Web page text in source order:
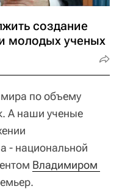
создание
молодых ученых
по объему
А наши ученые
- национальной
Владимиром